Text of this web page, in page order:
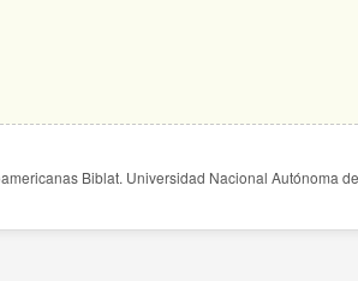
Biblat. Universidad Nacional Autónoma